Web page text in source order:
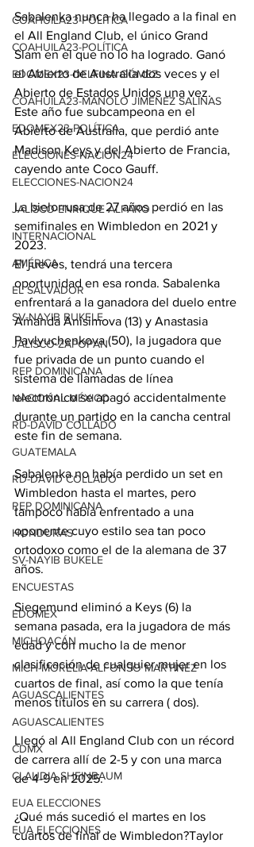
COAHUILA23-POLÍTICA
COAHUILA23-POLÍTICA
EDOMEX23-DELFINA GÓMEZ
COAHUILA23-MANOLO JIMÉNEZ SALINAS
EDOMEX23-POLÍTICA
ELECCIONES-NACION24
ELECCIONES-NACION24
JALISCO-ENRIQUE ALFARO
INTERNACIONAL
AMÉRICA
EL SALVADOR
SV-NAYIB BUKELE
JALISCO-ZAPOPAN
REP DOMINICANA
NACIONAL MÉXICO
RD-DAVID COLLADO
GUATEMALA
RD-DAVID COLLADO
REP DOMINICANA
HONDURAS
SV-NAYIB BUKELE
ENCUESTAS
EDOMEX
MICHOACÁN
MICH-MORELIA-ALFONSO MARTÍNEZ
AGUASCALIENTES
AGUASCALIENTES
CDMX
CLAUDIA SHEINBAUM
EUA ELECCIONES
EUA ELECCIONES
Sabalenka nunca ha llegado a la final en
el All England Club, el único Grand
Slam en el que no lo ha logrado. Ganó
el Abierto de Australia dos veces y el
Abierto de Estados Unidos una vez.
Este año fue subcampeona en el
Abierto de Australia, que perdió ante
Madison Keys y del Abierto de Francia,
cayendo ante Coco Gauff.
La bielorrusa de 27 años perdió en las
semifinales en Wimbledon en 2021 y
2023.
El jueves, tendrá una tercera
oportunidad en esa ronda. Sabalenka
enfrentará a la ganadora del duelo entre
Amanda Anisimova (13) y Anastasia
Pavlyuchenkova (50), la jugadora que
fue privada de un punto cuando el
sistema de llamadas de línea
electrónico se apagó accidentalmente
durante un partido en la cancha central
este fin de semana.
Sabalenka no había perdido un set en
Wimbledon hasta el martes, pero
tampoco había enfrentado a una
oponente cuyo estilo sea tan poco
ortodoxo como el de la alemana de 37
años.
Siegemund eliminó a Keys (6) la
semana pasada, era la jugadora de más
edad y con mucho la de menor
clasificación de cualquier mujer en los
cuartos de final, así como la que tenía
menos títulos en su carrera ( dos).
Llegó al All England Club con un récord
de carrera allí de 2-5 y con una marca
de 4-9 en 2025.
¿Qué más sucedió el martes en los
cuartos de final de Wimbledon?Taylor